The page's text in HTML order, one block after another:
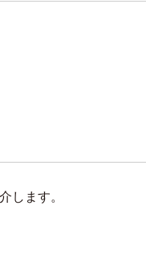
します。